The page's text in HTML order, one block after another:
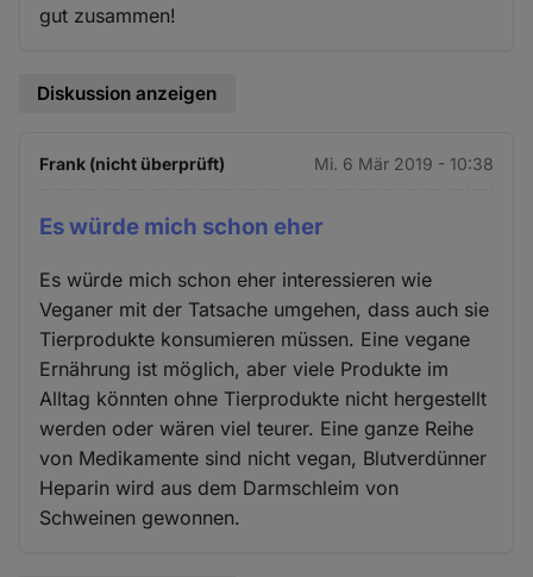
gut zusammen!
Diskussion anzeigen
Frank (nicht überprüft) Mi. 6 Mär 2019 - 10:38
Es würde mich schon eher
Es würde mich schon eher interessieren wie
Veganer mit der Tatsache umgehen, dass auch sie
Tierprodukte konsumieren müssen. Eine vegane
Ernährung ist möglich, aber viele Produkte im
Alltag könnten ohne Tierprodukte nicht hergestellt
werden oder wären viel teurer. Eine ganze Reihe
von Medikamente sind nicht vegan, Blutverdünner
Heparin wird aus dem Darmschleim von
Schweinen gewonnen.